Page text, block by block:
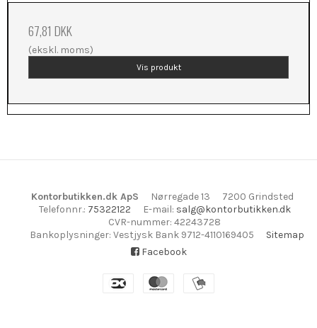
67,81 DKK
(ekskl. moms)
Vis produkt
Kontorbutikken.dk ApS Nørregade 13
7200 Grindsted
Telefonnr.: 75322122 E-mail: salg@kontorbutikken.dk
CVR-nummer: 42243728
Bankoplysninger: Vestjysk Bank 9712-4110169405
Sitemap
Facebook